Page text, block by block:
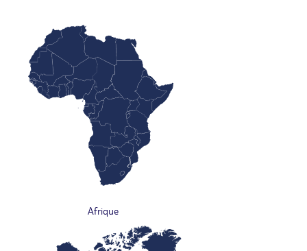
Afrique